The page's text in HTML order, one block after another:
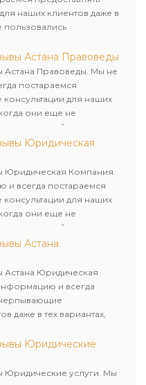
наших клиентов даже в
пользовались
Астана Правоведы
Правоведы. Мы не
постараемся
для наших
они еще не
нашей компании.
Юридическая
Юридическая Компания.
всегда постараемся
для наших
они еще не
нашей компании.
Астана
Юридическая
и всегда
даже в тех вариантах,
Юридические
Юридические услуги. Мы